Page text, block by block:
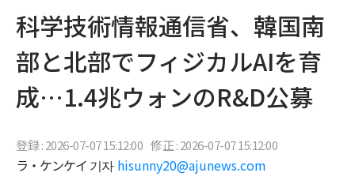
科学技術情報通信省、韓国南
部と北部でフィジカルAIを育
成…1.4兆ウォンのR&D公募
登録 : 2026-07-07 15:12:00 修正 : 2026-07-07 15:12:00
ラ・ケンケイ 기자 hisunny20@ajunews.com